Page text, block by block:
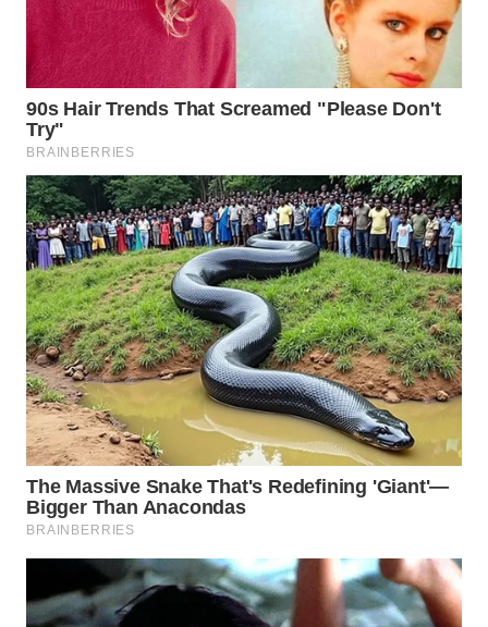
KARAWANG
WN
BEKASI
WN
WN
DEPOK
WN
TAPANULI
UTARA
WN
SAMOSIR
WN
PADANG
LAWAS
WN
SUMEDANG